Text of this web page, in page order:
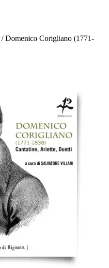
/ Domenico Corigliano (1771-